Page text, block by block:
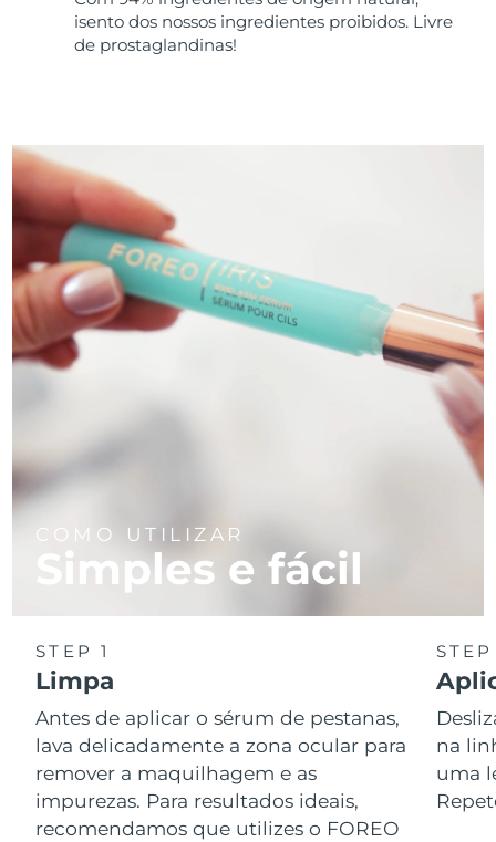
isento dos nossos ingredientes proibidos. Livre
de prostaglandinas!
COMO UTILIZAR
Simples e fácil
STEP 1
Limpa
Antes de aplicar o sérum de pestanas,
lava delicadamente a zona ocular para
remover a maquilhagem e as
impurezas. Para resultados ideais,
recomendamos que utilizes o FOREO
na
uma
Eslovênia Entrega prevista 8/11/26
Espanha
Suécia
Suíça Entrega prevista
Taiwan Entrega prevista8/16/26
8/15/26
8/12/26
Emirados Árabes
Unidos
Reino Unido Entrega prevista
Estados Unidos
Uzbequistão 8/16/26
Vietnã Entrega prevista 8/17/26